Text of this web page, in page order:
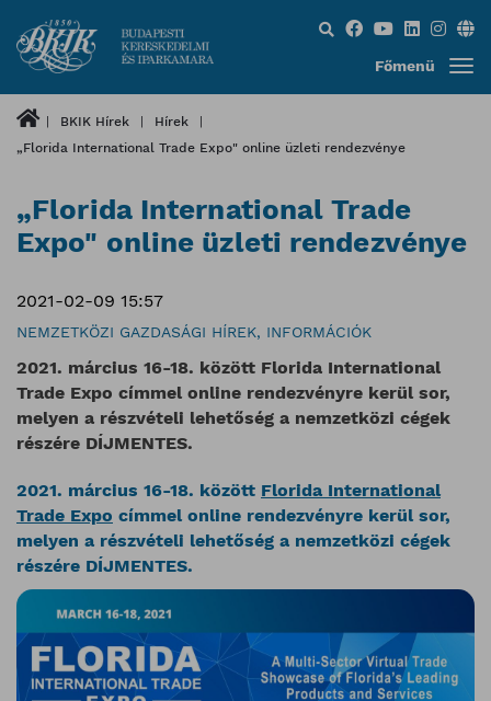
Keresés...
Főmenü
BKIK Hírek
Hírek
„Florida International Trade Expo" online üzleti rendezvénye
„Florida International Trade
Expo" online üzleti rendezvénye
2021-02-09 15:57
NEMZETKÖZI GAZDASÁGI HÍREK, INFORMÁCIÓK
2021. március 16-18. között Florida International
Trade Expo címmel online rendezvényre kerül sor,
melyen a részvételi lehetőség a nemzetközi cégek
részére DÍJMENTES.
2021. március 16-18. között Florida International
Trade Expo címmel online rendezvényre kerül sor,
melyen a részvételi lehetőség a nemzetközi cégek
részére DÍJMENTES.